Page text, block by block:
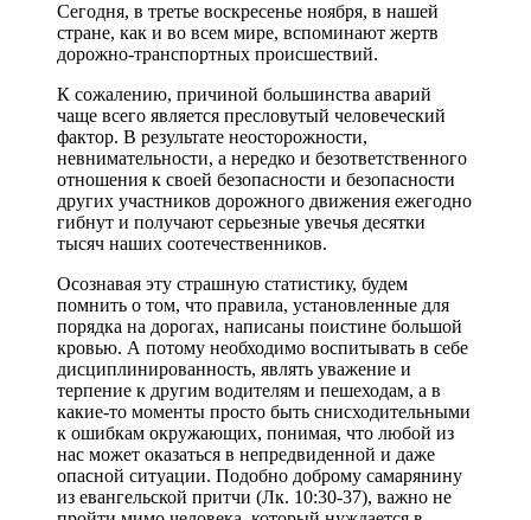
Сегодня, в третье воскресенье ноября, в нашей
стране, как и во всем мире, вспоминают жертв
дорожно-транспортных происшествий.
К сожалению, причиной большинства аварий
чаще всего является пресловутый человеческий
фактор. В результате неосторожности,
невнимательности, а нередко и безответственного
отношения к своей безопасности и безопасности
других участников дорожного движения ежегодно
гибнут и получают серьезные увечья десятки
тысяч наших соотечественников.
Осознавая эту страшную статистику, будем
помнить о том, что правила, установленные для
порядка на дорогах, написаны поистине большой
кровью. А потому необходимо воспитывать в себе
дисциплинированность, являть уважение и
терпение к другим водителям и пешеходам, а в
какие-то моменты просто быть снисходительными
к ошибкам окружающих, понимая, что любой из
нас может оказаться в непредвиденной и даже
опасной ситуации. Подобно доброму самарянину
из евангельской притчи (Лк. 10:30-37), важно не